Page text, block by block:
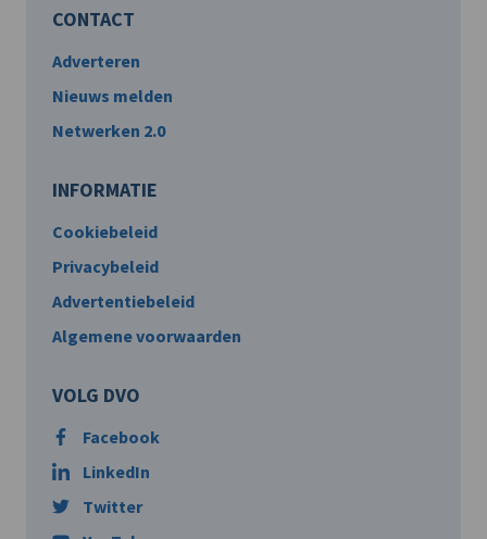
CONTACT
Adverteren
Nieuws melden
Netwerken 2.0
INFORMATIE
Cookiebeleid
Privacybeleid
Advertentiebeleid
Algemene voorwaarden
VOLG DVO
Facebook
LinkedIn
Twitter